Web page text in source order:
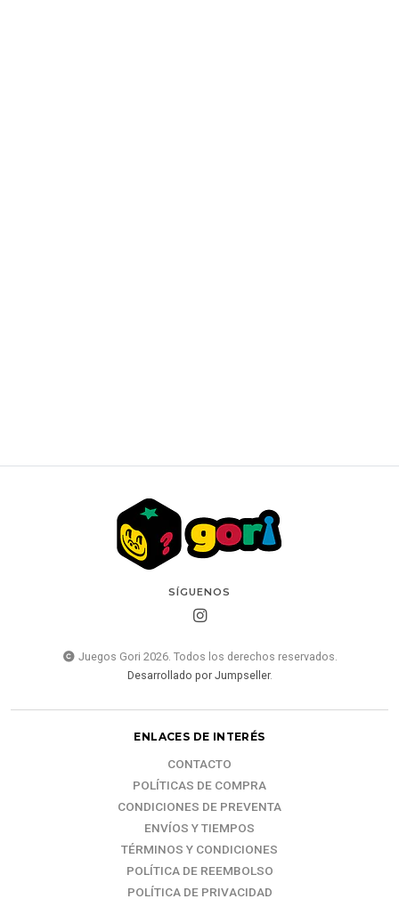
SÍGUENOS
Juegos Gori 2026. Todos los derechos reservados.
Desarrollado por Jumpseller.
ENLACES DE INTERÉS
CONTACTO
POLÍTICAS DE COMPRA
CONDICIONES DE PREVENTA
ENVÍOS Y TIEMPOS
TÉRMINOS Y CONDICIONES
POLÍTICA DE REEMBOLSO
POLÍTICA DE PRIVACIDAD